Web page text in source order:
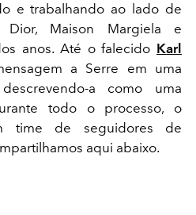
e trabalhando ao lado de
Dior, Maison Margiela e
anos. Até o falecido Karl
a Serre em uma
a como uma
todo o processo, o
time de seguidores de
aqui abaixo.